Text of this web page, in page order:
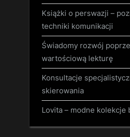
Książki o perswazji –
techniki komunikacji
Świadomy rozwój
wartościową lekturę
Konsultacje
skierowania
Lovita – modne kolekcje